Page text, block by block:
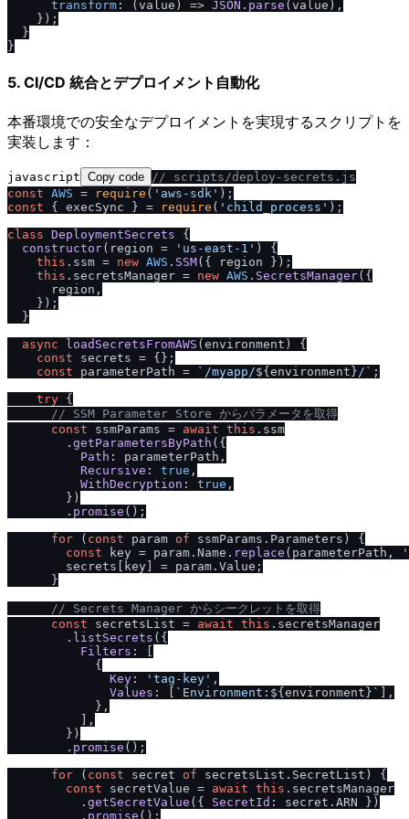
transform : ( value ) => JSON . parse (value),
    });
  }
5. CI/CD 統合とデプロイメント自動化
本番環境での安全なデプロイメントを実現するスクリプトを
実装します：
javascript Copy code / / scripts /deploy-secrets.js
const AWS = require ( 'aws-sdk'
const { execSync } = require ( 'child_process' );
class DeploymentSecrets {
constructor( region = 'us-east-1' ) {
this . ssm = new AWS . SSM({ region });
this . secretsManager = new AWS . SecretsManager({
      region,
    });
  }
async
loadSecretsFromAWS ( environment ) {
const secrets = {};
const parameterPath = ` /myapp /${environment} / ` ;
try {
/ / SSM Parameter Store からパラメータを取得
const ssmParams = await this . ssm
        .
getParametersByPath ({
Path : parameterPath,
Recursive : true ,
WithDecryption : true ,
        })
        .
promise ();
for ( const param of ssmParams. Parameters ) {
const key = param. Name . replace (parameterPath,
        secrets[key] = param.
Value ;
      }
/ / Secrets Manager からシークレットを取得
const secretsList = await this . secretsManager
        .
listSecrets ({
Filters : [
            {
Key : 'tag-key' ,
Values : [ `Environment: ${environment} `
],
            },
          ],
        })
        .
promise ();
for ( const secret of secretsList. SecretList ) {
const secretValue = await this . secretsManager
          .
getSecretValue ({ SecretId : secret. ARN })
          .
promise ();